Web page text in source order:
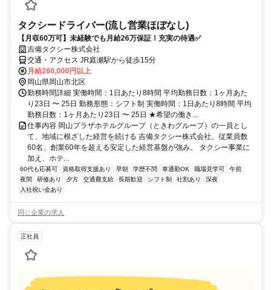
タクシードライバー(流し営業ほぼなし)
【月収60万可】未経験でも月給26万保証！充実の待遇✅
吉備タクシー株式会社
交通・アクセス JR庭瀬駅から徒歩15分
月給260,000円以上
岡山県岡山市北区
勤務時間詳細 実働時間：1日あたり8時間 平均勤務日数：1ヶ月あた
り23日 〜 25日 勤務形態：シフト制 実働時間：1日あたり8時間 平均
勤務日数：1ヶ月あたり23日 〜 25日 ★希望の働き...
仕事内容 岡山プラザホテルグループ（ときわグループ）の一員とし
て、地域に根ざした経営を続ける 吉備タクシー株式会社。従業員数
60名、創業60年を超える安定した経営基盤が強み。 タクシー事業に
加え、ホテ...
60代も応募可 資格取得支援あり 早朝 学歴不問 車通勤OK 職場見学可
午前
夜間
研修あり 夕方 交通費支給 長期歓迎 シフト制 社割あり
深夜
入社祝い金あり
同じ企業の求人
正社員